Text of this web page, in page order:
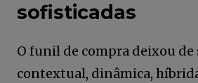
sofisticadas
O funil de compra deixou
contextual, dinâmica,